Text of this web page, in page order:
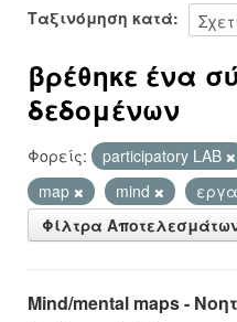
Ταξινόμηση κατά
βρέθηκε ένα
δεδομένων
Φορείς: participatory LAB
map
mind
Φίλτρα
Mind/mental maps -